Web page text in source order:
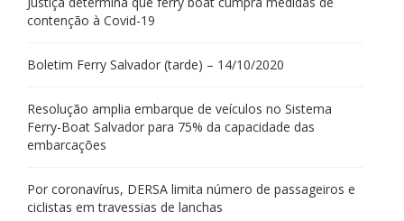
contenção à Covid-19
Boletim Ferry Salvador (tarde) – 14/10/2020
Resolução amplia embarque de veículos no Sistema
Ferry-Boat Salvador para 75% da capacidade das
embarcações
Por coronavírus, DERSA limita número de passageiros e
ciclistas em travessias de lanchas